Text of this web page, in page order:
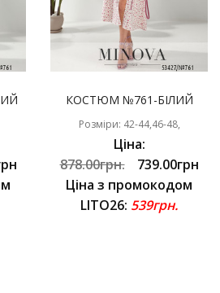
КОСТЮМ №761-БІЛИЙ
Розміри: 42-44,46-48,
Ціна:
878.00грн.
739.00грн
Ціна з промокодом
LITO26: 539грн.